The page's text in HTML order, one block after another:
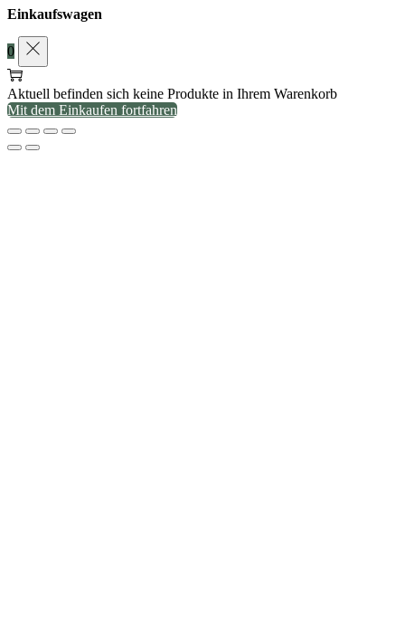
Einkaufswagen
0
Aktuell befinden sich keine Produkte in Ihrem Warenkorb
Mit dem Einkaufen fortfahren